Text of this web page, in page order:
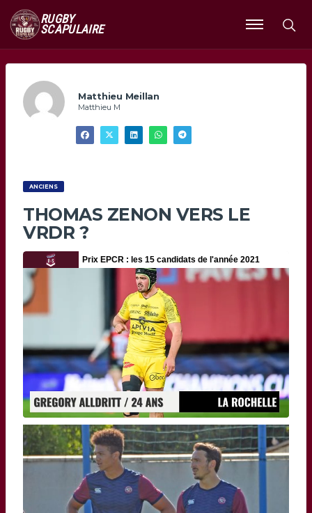
RUGBY
SCAPULAIRE
Ouvrir
le
Matthieu Meillan
Matthieu M
ANCIENS
THOMAS ZENON VERS LE
VRDR ?